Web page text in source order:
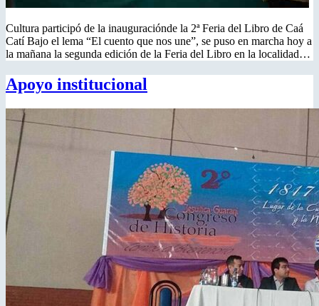
Cultura participó de la inauguraciónde la 2ª Feria del Libro de Caá
Catí Bajo el lema “El cuento que nos une”, se puso en marcha hoy a
la mañana la segunda edición de la Feria del Libro en la localidad…
Apoyo institucional